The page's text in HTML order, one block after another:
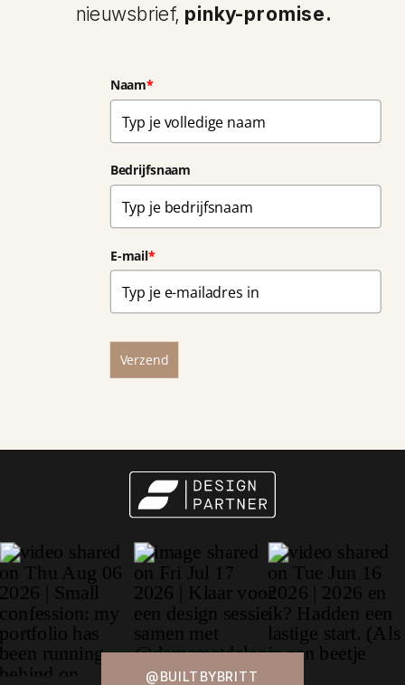
Naam*
Bedrijfsnaam
E-mail*
Verzend
nieuwsbrief, pinky-promise.
@BUILTBYBRITT